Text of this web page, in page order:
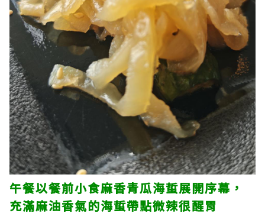
午餐以餐前小食麻香青瓜海蜇展開序幕，
充滿麻油香氣的海蜇帶點微辣很醒胃